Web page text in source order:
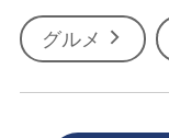
グルメ